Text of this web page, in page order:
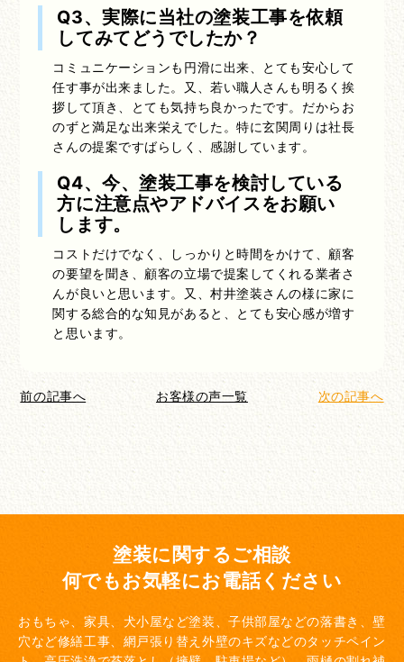
Q3、実際に当社の塗装工事を依頼
してみてどうでしたか？
コミュニケーションも円滑に出来、とても安心して
任す事が出来ました。又、若い職人さんも明るく挨
拶して頂き、とても気持ち良かったです。だからお
のずと満足な出来栄えでした。特に玄関周りは社長
さんの提案ですばらしく、感謝しています。
Q4、今、塗装工事を検討している
方に注意点やアドバイスをお願い
します。
コストだけでなく、しっかりと時間をかけて、顧客
の要望を聞き、顧客の立場で提案してくれる業者さ
んが良いと思います。又、村井塗装さんの様に家に
関する総合的な知見があると、とても安心感が増す
と思います。
前の記事へ お客様の声一覧 次の記事へ
塗装に関するご相談
何でもお気軽にお電話ください
おもちゃ、家具、犬小屋など塗装、子供部屋などの落書き、壁
穴など修繕工事、網戸張り替え 外壁のキズなどのタッチペイン